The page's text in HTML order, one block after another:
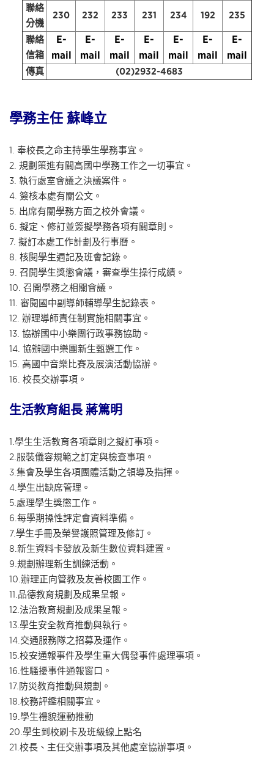
聯絡
分機
230 232 233 231 234 192 235
聯絡
信箱
E-
mail
E-
mail
E-
mail
E-
mail
E-
mail
E-
mail
E-
mail
傳真 (02)2932-4683
學務主任 蘇峰立
1. 奉校長之命主持學生學務事宜。
2. 規劃策進有關高國中學務工作之一切事宜。
3. 執行處室會議之決議案件。
4. 簽核本處有關公文。
5. 出席有關學務方面之校外會議。
6. 擬定、修訂並簽擬學務各項有關章則。
7. 擬訂本處工作計劃及行事曆。
8. 核閱學生週記及班會記錄。
9. 召開學生獎懲會議，審查學生操行成績。
10. 召開學務之相關會議。
11. 審閱國中副導師輔導學生記錄表。
12. 辦理導師責任制實施相關事宜。
13. 協辦國中小樂團行政事務協助。
14. 協辦國中樂團新生甄選工作。
15. 高國中音樂比賽及展演活動協辦。
16. 校長交辦事項。
生活教育組長 蔣篤明
1.學生生活教育各項章則之擬訂事項。
2.服裝儀容規範之訂定與檢查事項。
3.集會及學生各項團體活動之領導及指揮。
4.學生出缺席管理。
5.處理學生獎懲工作。
6.每學期操性評定會資料準備。
7.學生手冊及榮譽護照管理及修訂。
8.新生資料卡發放及新生數位資料建置。
9.規劃辦理新生訓練活動。
10.辦理正向管教及友善校園工作。
11.品德教育規劃及成果呈報。
12.法治教育規劃及成果呈報。
13.學生安全教育推動與執行。
14.交通服務隊之招募及運作。
15.校安通報事件及學生重大偶發事件處理事項。
16.性騷擾事件通報窗口。
17.防災教育推動與規劃。
18.校務評鑑相關事宜。
19.學生禮貌運動推動
20.學生到校刷卡及班級線上點名
21.校長、主任交辦事項及其他處室協辦事項。